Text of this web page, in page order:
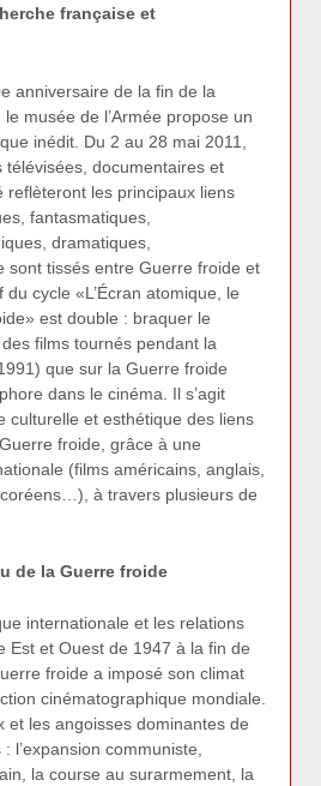
française et
anniversaire de la fin de la
musée de l’Armée propose un
inédit. Du 2 au 28 mai 2011,
télévisées, documentaires et
reflèteront les principaux liens
fantasmatiques,
dramatiques,
sont tissés entre Guerre froide et
cycle «L’Écran atomique, le
est double : braquer le
films tournés pendant la
que sur la Guerre froide
dans le cinéma. Il s’agit
culturelle et esthétique des liens
froide, grâce à une
(films américains, anglais,
à travers plusieurs de
de la Guerre froide
internationale et les relations
Est et Ouest de 1947 à la fin de
froide a imposé son climat
cinématographique mondiale.
et les angoisses dominantes de
l’expansion communiste,
la course au surarmement, la